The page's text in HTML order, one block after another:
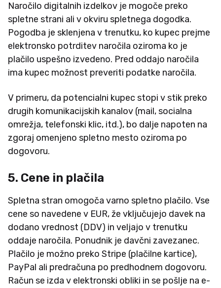
Naročilo digitalnih izdelkov je mogoče preko
spletne strani ali v okviru spletnega dogodka.
Pogodba je sklenjena v trenutku, ko kupec prejme
elektronsko potrditev naročila oziroma ko je
plačilo uspešno izvedeno. Pred oddajo naročila
ima kupec možnost preveriti podatke naročila.
V primeru, da potencialni kupec stopi v stik preko
drugih komunikacijskih kanalov (mail, socialna
omrežja, telefonski klic, itd.), bo dalje napoten na
zgoraj omenjeno spletno mesto oziroma po
dogovoru.
5. Cene in plačila
Spletna stran omogoča varno spletno plačilo. Vse
cene so navedene v EUR, že vključujejo davek na
dodano vrednost (DDV) in veljajo v trenutku
oddaje naročila. Ponudnik je davčni zavezanec.
Plačilo je možno preko Stripe (plačilne kartice),
PayPal ali predračuna po predhodnem dogovoru.
Račun se izda v elektronski obliki in se pošlje na e-